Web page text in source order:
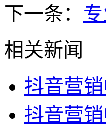
下一条：
相关新闻
抖音营
抖音营